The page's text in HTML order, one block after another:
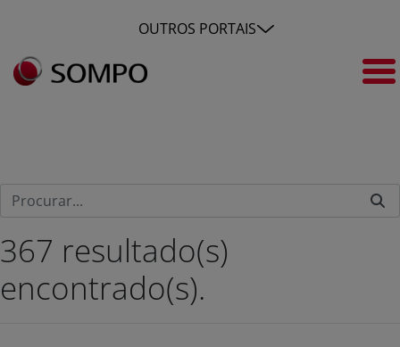
Pular para o Conteúdo principal
Pesquisa
OUTROS PORTAIS
367 resultado(s)
encontrado(s).